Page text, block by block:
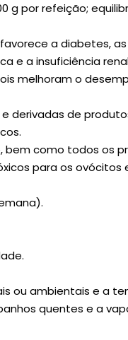
g por refeição;
a diabetes,
e a insuficiência
melhoram o
derivadas de
bem como todos os
para os ovócitos
ou ambientais e a
quentes e a